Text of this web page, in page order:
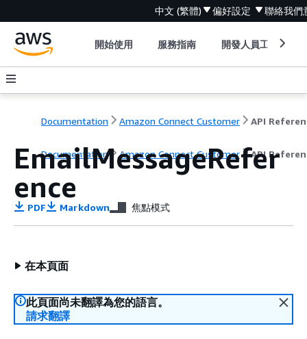
中文 (繁體) 偏好設定 聯絡我們
開始使用 服務指南 開發人員工具
Documentation Amazon Connect Customer API
Documentation Amazon Connect Customer API
EmailMessageRefer
ence
PDF Markdown 焦點模式
在本頁面
此頁面尚未翻譯為您的語言。
請求翻譯